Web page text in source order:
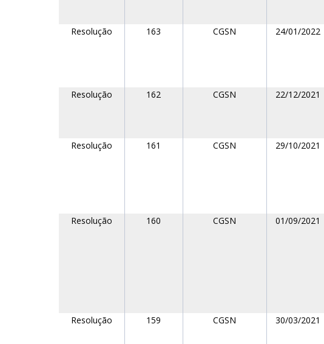
Resolução
163 CGSN 24/01/2022
Resolução
162 CGSN 22/12/2021
Resolução
161 CGSN 29/10/2021
Resolução
160 CGSN 01/09/2021
Resolução
159 CGSN 30/03/2021